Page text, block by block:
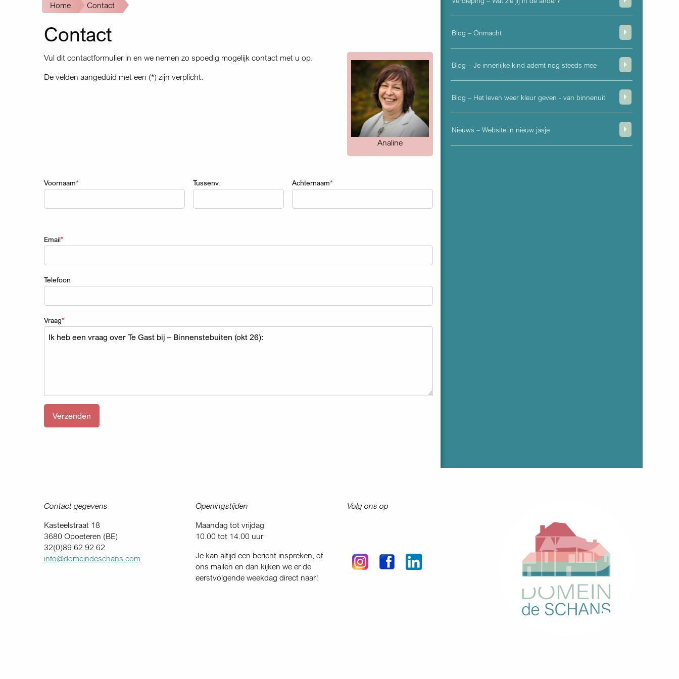
Kruimelpad
Home Contact
Contact
Vul dit contactformulier in en we nemen zo spoedig mogelijk contact met u op.
De velden aangeduid met een (*) zijn verplicht.
Analine
Voornaam Tussenv. Achternaam
Email
Telefoon
Vraag
Blog – Onmacht
Blog – Je innerlijke kind ademt nog steeds mee
Blog – Het leven weer kleur geven - van binnenuit
Nieuws – Website in nieuw jasje
Contact gegevens
Kasteelstraat 18
3680 Opoeteren (BE)
32(0)89 62 92 62
info@domeindeschans.com
Openingstijden
Maandag tot vrijdag
10.00 tot 14.00 uur
Je kan altijd een bericht inspreken, of
ons mailen en dan kijken we er de
eerstvolgende weekdag direct naar!
Volg ons op